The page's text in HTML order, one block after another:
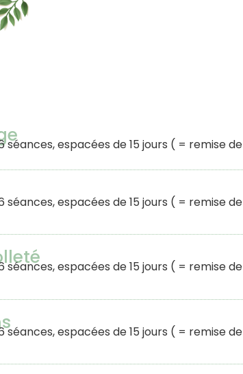
séances, espacées de 15 jours ( = remise
séances, espacées de 15 jours ( = remise
séances, espacées de 15 jours ( = remise
séances, espacées de 15 jours ( = remise